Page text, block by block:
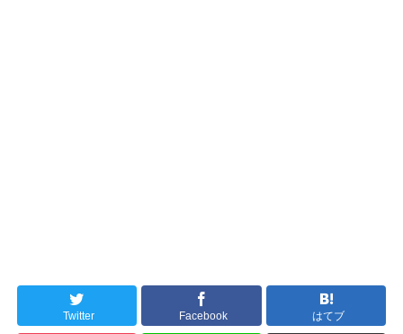
Twitter Facebook はてブ